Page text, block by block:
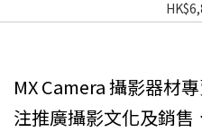
MX Camera 攝影器材
注推廣攝影文化及銷